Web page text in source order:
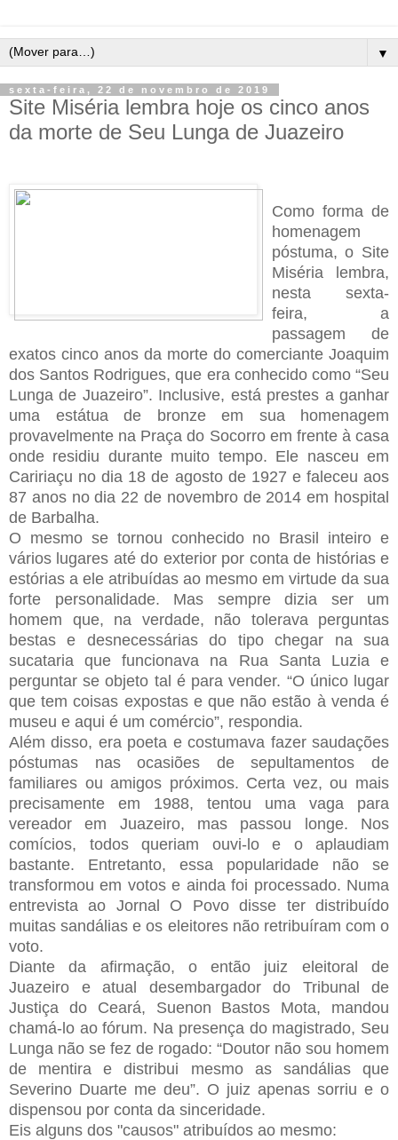
▼
sexta-feira, 22 de novembro de 2019
Site Miséria lembra hoje os cinco anos
da morte de Seu Lunga de Juazeiro
Como forma de
homenagem
póstuma, o Site
Miséria lembra,
nesta sexta-
feira, a
passagem de
exatos cinco anos da morte do comerciante Joaquim
dos Santos Rodrigues, que era conhecido como “Seu
Lunga de Juazeiro”. Inclusive, está prestes a ganhar
uma estátua de bronze em sua homenagem
provavelmente na Praça do Socorro em frente à casa
onde residiu durante muito tempo. Ele nasceu em
Caririaçu no dia 18 de agosto de 1927 e faleceu aos
87 anos no dia 22 de novembro de 2014 em hospital
de Barbalha.
O mesmo se tornou conhecido no Brasil inteiro e
vários lugares até do exterior por conta de histórias e
estórias a ele atribuídas ao mesmo em virtude da sua
forte personalidade. Mas sempre dizia ser um
homem que, na verdade, não tolerava perguntas
bestas e desnecessárias do tipo chegar na sua
sucataria que funcionava na Rua Santa Luzia e
perguntar se objeto tal é para vender. “O único lugar
que tem coisas expostas e que não estão à venda é
museu e aqui é um comércio”, respondia.
Além disso, era poeta e costumava fazer saudações
póstumas nas ocasiões de sepultamentos de
familiares ou amigos próximos. Certa vez, ou mais
precisamente em 1988, tentou uma vaga para
vereador em Juazeiro, mas passou longe. Nos
comícios, todos queriam ouvi-lo e o aplaudiam
bastante. Entretanto, essa popularidade não se
transformou em votos e ainda foi processado. Numa
entrevista ao Jornal O Povo disse ter distribuído
muitas sandálias e os eleitores não retribuíram com o
voto.
Diante da afirmação, o então juiz eleitoral de
Juazeiro e atual desembargador do Tribunal de
Justiça do Ceará, Suenon Bastos Mota, mandou
chamá-lo ao fórum. Na presença do magistrado, Seu
Lunga não se fez de rogado: “Doutor não sou homem
de mentira e distribui mesmo as sandálias que
Severino Duarte me deu”. O juiz apenas sorriu e o
dispensou por conta da sinceridade.
Eis alguns dos "causos" atribuídos ao mesmo: